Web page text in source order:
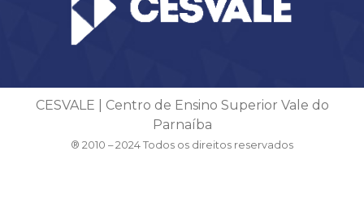
CESVALE | Centro de Ensino Superior Vale do
Parnaíba
® 2010 – 2024 Todos os direitos reservados